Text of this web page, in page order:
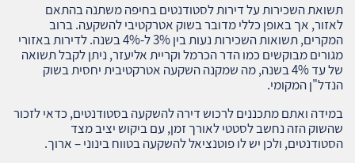
תשואת השכירות על דירות לסטודנטים בחיפה משתנה בהתאם
לאזור, אך באופן כללי מדובר בשוק אטרקטיבי להשקעה. ברוב
המקרים, תשואות השכירות נעות בין 3% ל-4% בשנה. לדירות באזורי
מגורים מבוקשים כמו הדר הכרמל וקריית אליעזר, ניתן לקבל תשואה
של עד 4% בשנה, מה שמקנה השקעה אטרקטיבית יחסית בשוק
הנדל"ן המקומי.
במידה ואתם מתכננים לרכוש דירה להשקעה בסטודנטים, כדאי לזכור
שהשוק הזה נחשב לסטטי לאורך זמן, עם ביקוש יציב מצד
הסטודנטים, ולכן יש לו פוטנציאל להשקעה בטווח בינוני – ארוך.